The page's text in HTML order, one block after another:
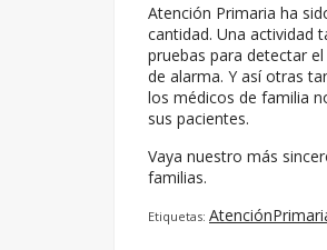
Atención Primaria ha
cantidad. Una actividad
pruebas para detectar
de alarma. Y así otras
los médicos de familia
sus pacientes.
Vaya nuestro más
familias.
Etiquetas: